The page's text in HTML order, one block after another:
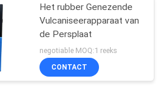
Het rubber Genezende
Vulcaniseerapparaat van
de Persplaat
negotiable MOQ:1 reeks
CONTACT